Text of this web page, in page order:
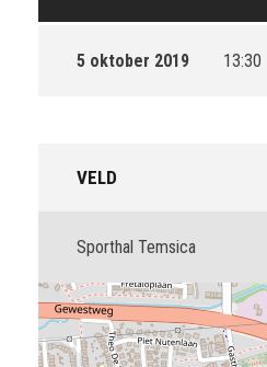
5 oktober 2019 13:30
VELD
Sporthal Temsica